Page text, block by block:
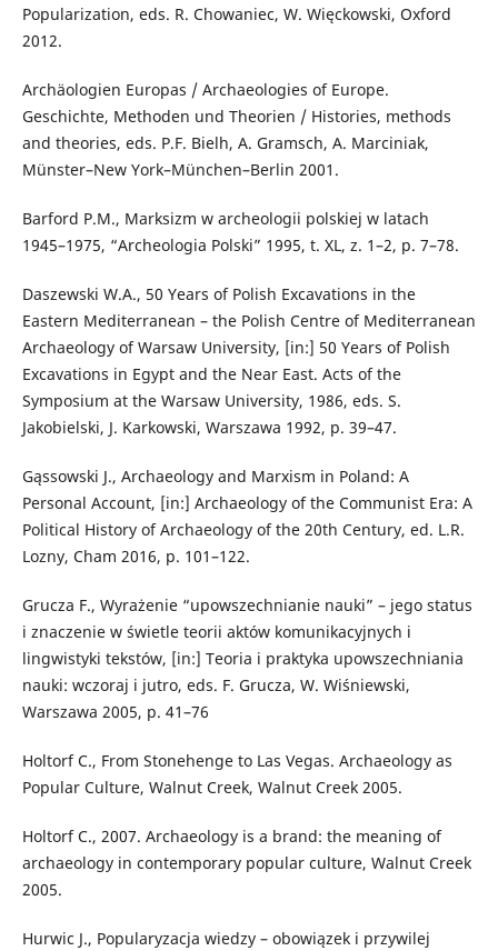
Popularization, eds. R. Chowaniec, W. Więckowski, Oxford
2012.
Archäologien Europas / Archaeologies of Europe.
Geschichte, Methoden und Theorien / Histories, methods
and theories, eds. P.F. Bielh, A. Gramsch, A. Marciniak,
Münster–New York–München–Berlin 2001.
Barford P.M., Marksizm w archeologii polskiej w latach
1945–1975, “Archeologia Polski” 1995, t. XL, z. 1–2, p. 7–78.
Daszewski W.A., 50 Years of Polish Excavations in the
Eastern Mediterranean – the Polish Centre of Mediterranean
Archaeology of Warsaw University, [in:] 50 Years of Polish
Excavations in Egypt and the Near East. Acts of the
Symposium at the Warsaw University, 1986, eds. S.
Jakobielski, J. Karkowski, Warszawa 1992, p. 39–47.
Gąssowski J., Archaeology and Marxism in Poland: A
Personal Account, [in:] Archaeology of the Communist Era: A
Political History of Archaeology of the 20th Century, ed. L.R.
Lozny, Cham 2016, p. 101–122.
Grucza F., Wyrażenie “upowszechnianie nauki” – jego status
i znaczenie w świetle teorii aktów komunikacyjnych i
lingwistyki tekstów, [in:] Teoria i praktyka upowszechniania
nauki: wczoraj i jutro, eds. F. Grucza, W. Wiśniewski,
Warszawa 2005, p. 41–76
Holtorf C., From Stonehenge to Las Vegas. Archaeology as
Popular Culture, Walnut Creek, Walnut Creek 2005.
Holtorf C., 2007. Archaeology is a brand: the meaning of
archaeology in contemporary popular culture, Walnut Creek
2005.
Hurwic J., Popularyzacja wiedzy – obowiązek i przywilej